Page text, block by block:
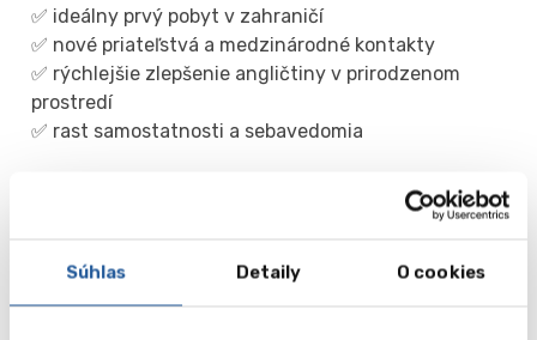
Súhlas Detaily O cookies
✅ ideálny prvý pobyt v zahraničí
✅ nové priateľstvá a medzinárodné kontakty
✅ rýchlejšie zlepšenie angličtiny v prirodzenom
prostredí
✅ rast samostatnosti a sebavedomia
Je to viac než jazykový kurz. Je to užitočný oddych,
zapamätá na celý život. Vyberte si program, ktorý
vám najviac vyhovuje, a doprajte svojmu dieťaťu